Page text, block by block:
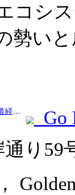
コシ
勢い
Prev:北京・上海高速鉄道と中国鉄道経済研究所は、高速鉄道の高品質な発展を共同で推進するための戦略的協力に達した。
Go
り59